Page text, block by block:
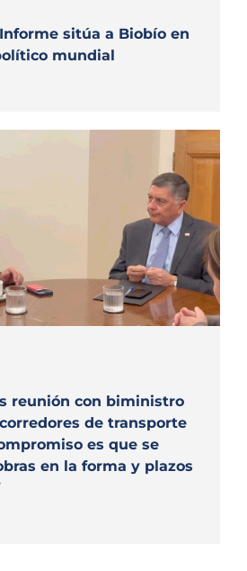
sitúa a Biobío en
mundial
reunión con biministro
de transporte
es que se
en la forma y plazos